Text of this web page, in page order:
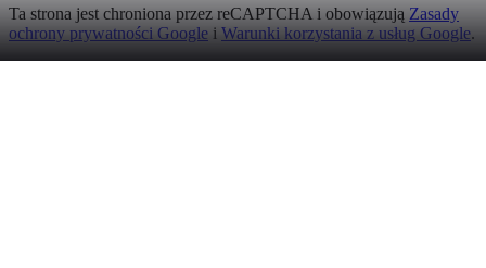
Ta strona jest chroniona przez reCAPTCHA i obowiązują Zasady
ochrony prywatności Google i Warunki korzystania z usług Google.